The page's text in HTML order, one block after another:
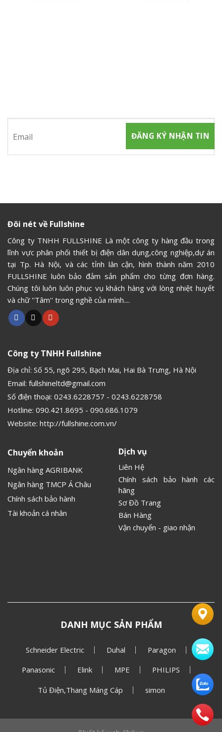
Đôi nét về Fullshine
Công ty TNHH FULLSHINE Là một công ty hàng đầu trong
lĩnh vực phân phối thiết bị điện dân dụng,công nghiệp,dự án
tại Tp. Hà Nội, và các tỉnh lân cận, hình thành năm 2010
FULLSHINE luôn bảo đảm sản phẩm cho từng đơn hàng.
Chúng tôi luôn luôn phục vụ khách hàng với lòng nhiệt huyết
và chữ ''Tâm'' trong nghề của mình....
Công ty TNHH Fullshine
Địa chỉ: Số 55, ngõ 295, Bạch Mai, Hai Bà Trưng, Hà Nội
Email: fullshineltd@gmail.com
Số điện thoại: 0243.6228757 - 0243.6228758
Hotline: 090.421.8695 - 090.686.1079
Website: http://fullshine.com.vn/
Chuyển khoản
Ngân hàng AGRIBANK
Ngân hàng TMCP Á Châu
Chính sách bảo hành
Tài khoản cá nhân
Dịch vụ
Liên Hệ
Chính sách bảo hành các
hãng
Sơ Đồ Trang
Bán Hàng
Vận chuyển - giao nhận
DANH MỤC SẢN PHẨM
Schneider Electric Duhal Paragon
Panasonic Elink MPE PHILIPS
Tủ Điện,Thang Máng Cáp simon